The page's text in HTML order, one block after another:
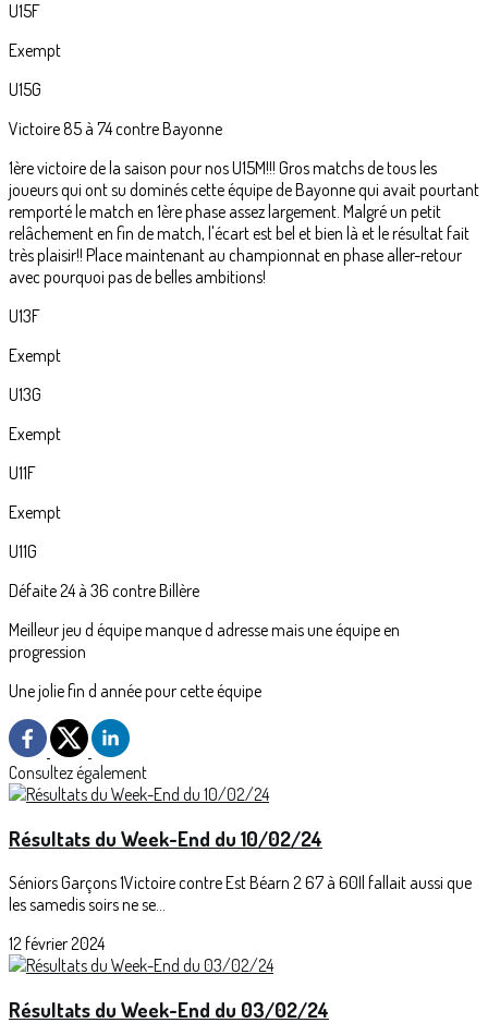
U15F
Exempt
U15G
Victoire 85 à 74 contre Bayonne
1ère victoire de la saison pour nos U15M!!! Gros matchs de tous les
joueurs qui ont su dominés cette équipe de Bayonne qui avait pourtant
remporté le match en 1ère phase assez largement. Malgré un petit
relâchement en fin de match, l'écart est bel et bien là et le résultat fait
très plaisir!! Place maintenant au championnat en phase aller-retour
avec pourquoi pas de belles ambitions!
U13F
Exempt
U13G
Exempt
U11F
Exempt
U11G
Défaite 24 à 36 contre Billère
Meilleur jeu d équipe manque d adresse mais une équipe en
progression
Une jolie fin d année pour cette équipe
Consultez également
Résultats du Week-End du 10/02/24
Séniors Garçons 1Victoire contre Est Béarn 2 67 à 60Il fallait aussi que
les samedis soirs ne se...
12 février 2024
Résultats du Week-End du 03/02/24